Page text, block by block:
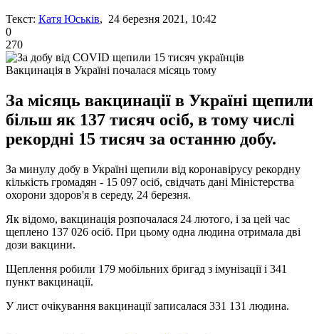
Текст: Катя Юськів, 24 березня 2021, 10:42
0
270
Вакцинація в Україні почалася місяць тому
За місяць вакцинації в Україні щепили
більш як 137 тисяч осіб, в тому числі
рекордні 15 тисяч за останню добу.
За минулу добу в Україні щепили від коронавірусу рекордну
кількість громадян - 15 097 осіб, свідчать дані Міністерства
охорони здоров'я в середу, 24 березня.
Як відомо, вакцинація розпочалася 24 лютого, і за цей час
щеплено 137 026 осіб. При цьому одна людина отримала дві
дози вакцини.
Щеплення робили 179 мобільних бригад з імунізації і 341
пункт вакцинації.
У лист очікування вакцинації записалася 331 131 людина.